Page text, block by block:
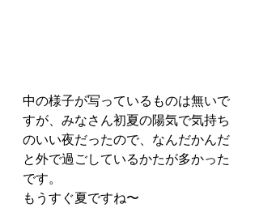
中の様子が写っているものは無いで
すが、みなさん初夏の陽気で気持ち
のいい夜だったので、なんだかんだ
と外で過ごしているかたが多かった
です。
もうすぐ夏ですね〜